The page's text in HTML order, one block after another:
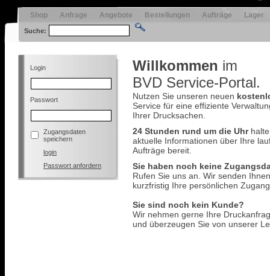
Shop Anfrage Angebote Bestellungen Aufträge Lager
Suche:
Login
Passwort
Zugangsdaten
speichern
login
Passwort anfordern
Willkommen im
BVD Service-Portal.
Nutzen Sie unseren neuen
Service für eine effiziente
Ihrer Drucksachen.
24 Stunden rund um die Uhr
aktuelle Informationen über Ihre
Aufträge bereit.
Sie haben noch keine
Rufen Sie uns an. Wir senden Ihnen
kurzfristig Ihre persönlichen
Sie sind noch kein Kunde?
Wir nehmen gerne Ihre
und überzeugen Sie von unserer